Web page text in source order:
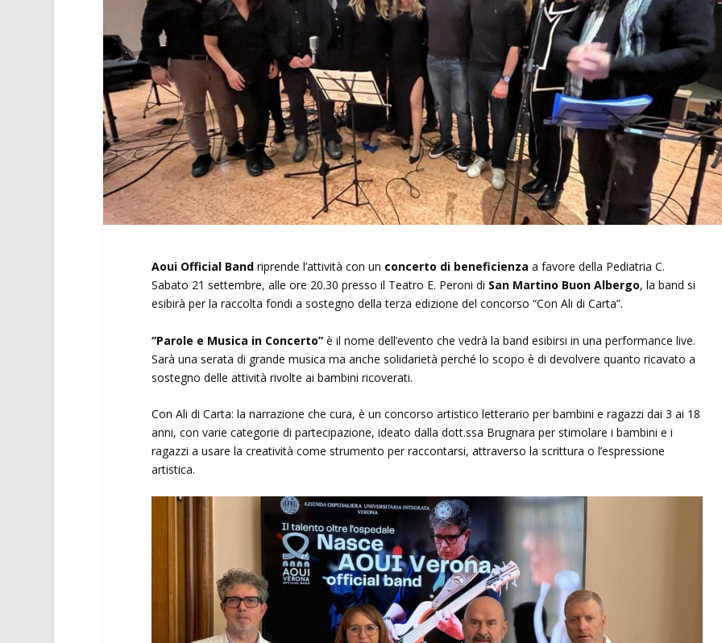
Aoui Official Band riprende l’attività con un concerto di beneficienza a favore della Pediatria C.
Sabato 21 settembre, alle ore 20.30 presso il Teatro E. Peroni di San Martino Buon Albergo, la band si
esibirà per la raccolta fondi a sostegno della terza edizione del concorso “Con Ali di Carta”.
“Parole e Musica in Concerto”è il nome dell’evento che vedrà la band esibirsi in una performance live.
Sarà una serata di grande musica ma anche solidarietà perché lo scopo è di devolvere quanto ricavato a
sostegno delle attività rivolte ai bambini ricoverati.
Con Ali di Carta: la narrazione che cura, è un concorso artistico letterario per bambini e ragazzi dai 3 ai 18
anni, con varie categorie di partecipazione, ideato dalla dott.ssa Brugnara per stimolare i bambini e i
ragazzi a usare la creatività come strumento per raccontarsi, attraverso la scrittura o l’espressione
artistica.